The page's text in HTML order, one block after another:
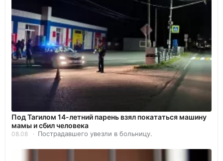
Под Тагилом 14-летний парень взял покататься машину
мамы и сбил человека
08.08 Пострадавшего увезли в больницу.